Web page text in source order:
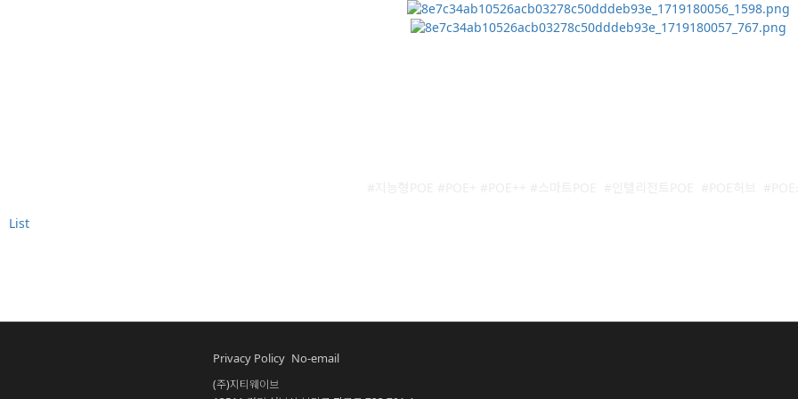
List
Privacy Policy No-email
(주)지티웨이브